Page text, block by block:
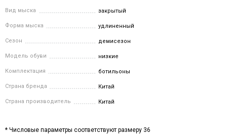
Вид мыска закрытый
Форма мыска удлиненный
Сезон демисезон
Модель обуви низкие
Комплектация ботильоны
Страна бренда Китай
Страна производитель Китай
* Числовые параметры соответствуют размеру 36